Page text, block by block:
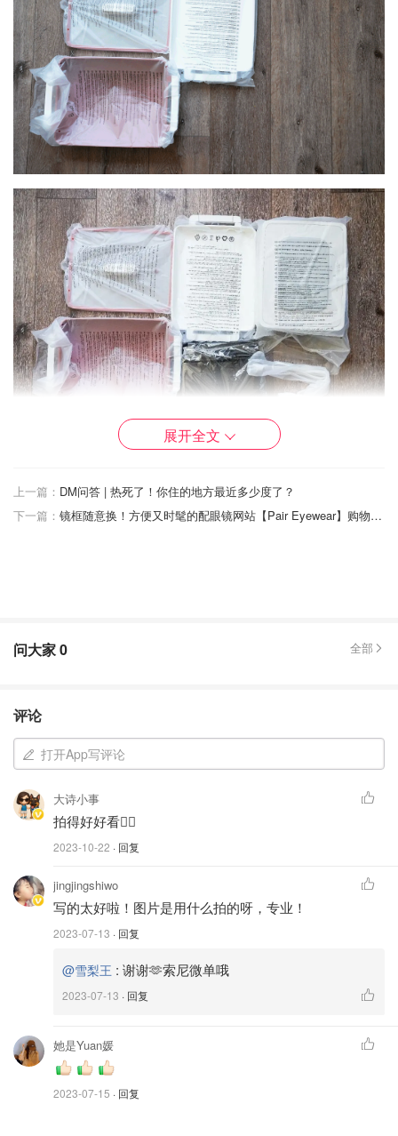
大，深盘的侧面和盘底的链接近乎直角，这样可以盛的食物
也会更多一些。烤盘上面的花纹有点好看，缺点 就是 不太好
展开全文
上一篇： DM问答 | 热死了！你住的地方最近多少度了？
下一篇：
镜框随意换！方便又时髦的配眼镜网站【Pair Eyewear】购物体验分享
问大家0 全部
评论
打开App写评论
大诗小事
拍得好好看👍🏻
2023-10-22 · 回复
jingjingshiwo
写的太好啦！图片是用什么拍的呀，专业！
2023-07-13 · 回复
@雪梨王 : 谢谢🫶索尼微单哦
2023-07-13 · 回复
她是Yuan媛
2023-07-15 · 回复